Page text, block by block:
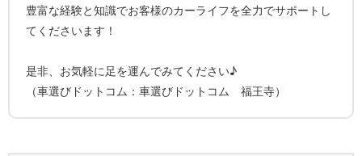
豊富な経験と知識でお客様のカーライフを全力でサポートし
てくださいます！
是非、お気軽に足を運んでみてください♪
（車選びドットコム：車選びドットコム 福王寺）